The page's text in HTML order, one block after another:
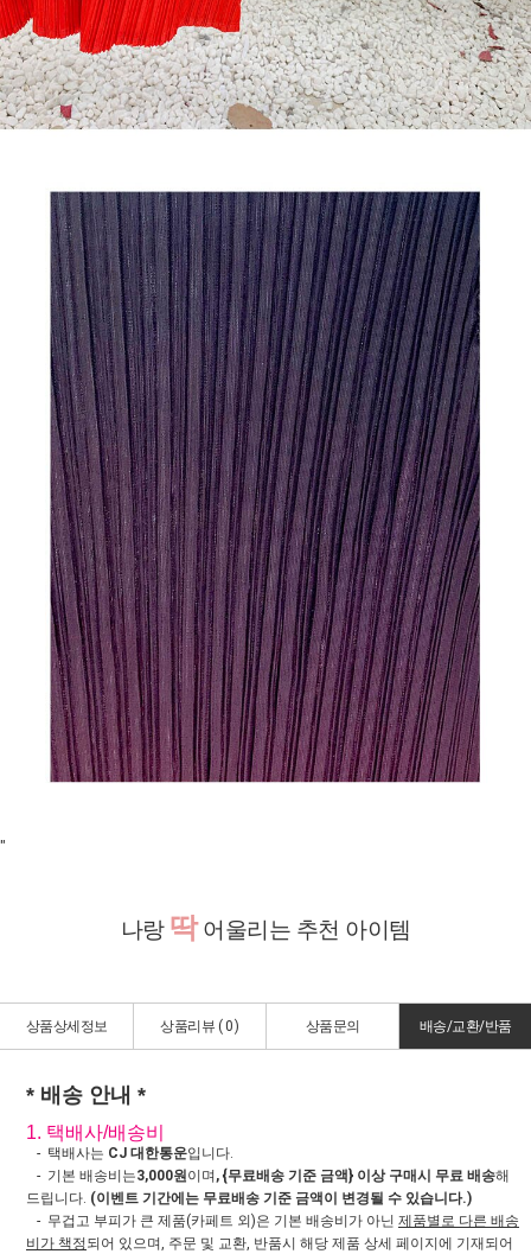
"
나랑 딱어울리는 추천 아이템
상품상세정보 상품리뷰 ( 0) 상품문의 배송/교환/반품
* 배송 안내 *
1. 택배사/배송비
- 택배사는 CJ 대한통운입니다.
- 기본 배송비는3,000원이며 , {무료배송 기준 금액} 이상 구매시 무료 배송해
드립니다. (이벤트 기간에는 무료배송 기준 금액이 변경될 수 있습니다.)
- 무겁고 부피가 큰 제품(카페트 외)은 기본 배송비가 아닌 제품별로 다른 배송
비가 책정되어 있으며, 주문 및 교환, 반품시 해당 제품 상세 페이지에 기재되어